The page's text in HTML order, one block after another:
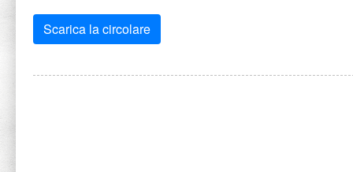
Scarica la circolare